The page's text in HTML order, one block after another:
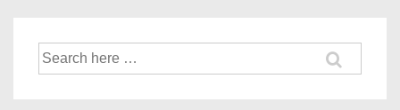
Euro
Suche
nach: